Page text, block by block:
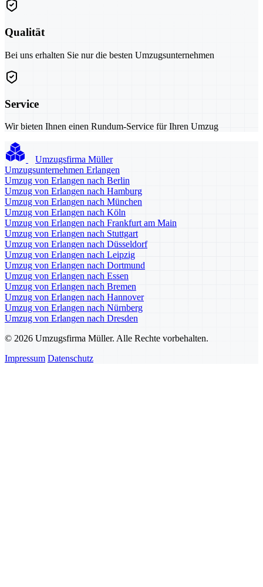
Qualität
Bei uns erhalten Sie nur die besten Umzugsunternehmen
Service
Wir bieten Ihnen einen Rundum-Service für Ihren Umzug
Umzugsfirma Müller
Umzugsunternehmen Erlangen
Umzug von Erlangen nach Berlin
Umzug von Erlangen nach Hamburg
Umzug von Erlangen nach München
Umzug von Erlangen nach Köln
Umzug von Erlangen nach Frankfurt am Main
Umzug von Erlangen nach Stuttgart
Umzug von Erlangen nach Düsseldorf
Umzug von Erlangen nach Leipzig
Umzug von Erlangen nach Dortmund
Umzug von Erlangen nach Essen
Umzug von Erlangen nach Bremen
Umzug von Erlangen nach Hannover
Umzug von Erlangen nach Nürnberg
Umzug von Erlangen nach Dresden
© 2026 Umzugsfirma Müller. Alle Rechte vorbehalten.
Impressum Datenschutz